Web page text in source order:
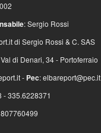
: Sergio Rossi
di Sergio Rossi & C. SAS
di Denari, 34 - Portoferraio
- Pec:elbareport@pec.it
- 335.6228371